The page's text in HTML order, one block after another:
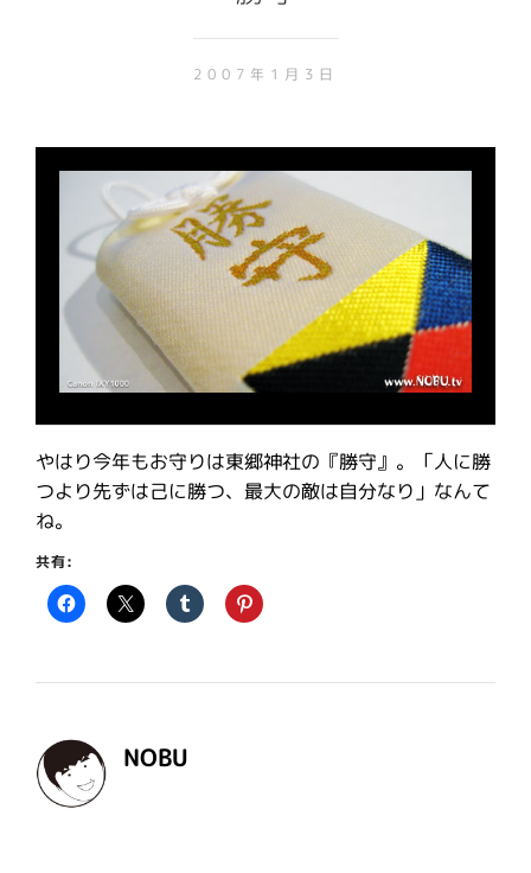
2007年1月3日
やはり今年もお守りは東郷神社の『勝守』。「人に勝
つより先ずは己に勝つ、最大の敵は自分なり」なんて
ね。
共有:
NOBU